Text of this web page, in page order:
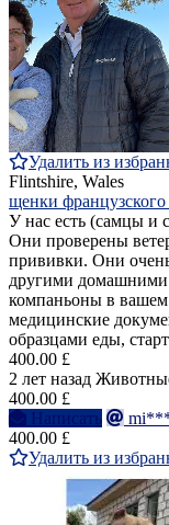
Удалить из
Flintshire, Wales
щенки французского
У нас есть (самцы и
Они проверены
прививки. Они
другими
компаньоны в
медицинские
образцами еды,
400.00 £
2 лет назад
400.00 £
Написать
400.00 £
Удалить из